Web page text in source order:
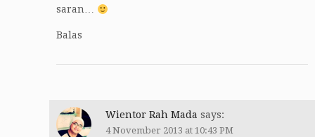
saran…
Balas
Wientor Rah Mada says:
4 November 2013 at 10:43 PM